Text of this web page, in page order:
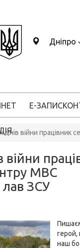
Дніпро
Е-ЗАПИС
днів війни працівник
МВС
ЗСУ
герой,
наш